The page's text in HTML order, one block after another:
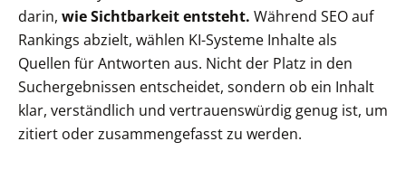
darin, wie Sichtbarkeit entsteht. Während SEO auf
Rankings abzielt, wählen KI-Systeme Inhalte als
Quellen für Antworten aus. Nicht der Platz in den
Suchergebnissen entscheidet, sondern ob ein Inhalt
klar, verständlich und vertrauenswürdig genug ist, um
zitiert oder zusammengefasst zu werden.